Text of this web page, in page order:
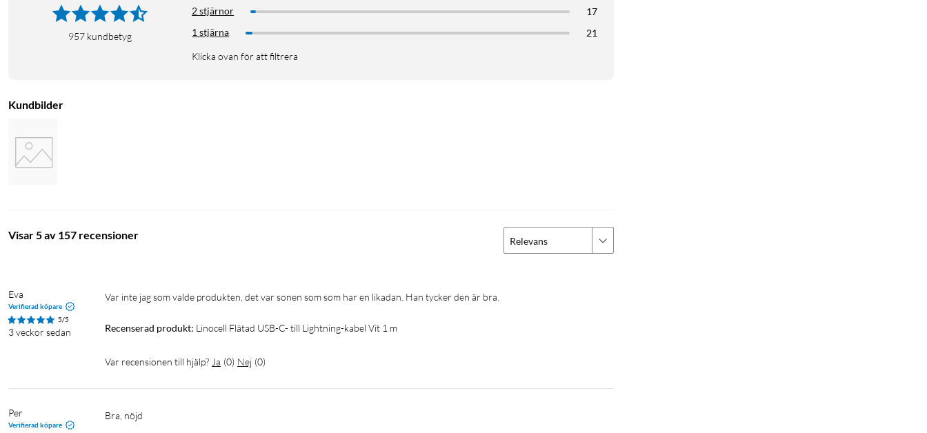
957 kundbetyg
2 stjärnor
17
1 stjärna
21
Klicka ovan för att filtrera
Kundbilder
Visar 5 av 157 recensioner Relevans
Eva
Verifierad köpare
5/5
3 veckor sedan
Var inte jag som valde produkten, det var sonen som som har en likadan. Han tycker den är bra.
Recenserad produkt: Linocell Flätad USB-C- till Lightning-kabel Vit 1 m
Var recensionen till hjälp? Ja (0) Nej (0)
Per
Verifierad köpare
Bra, nöjd